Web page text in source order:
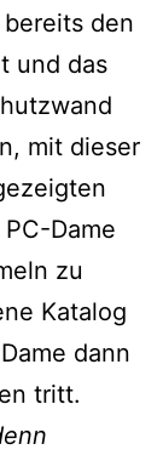
den
und das
mit dieser
Dame
zu
Katalog
dann
tritt.